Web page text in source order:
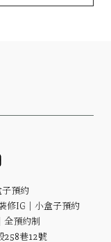
子預約
IG｜ 小盒子預約
預約制
258巷12號